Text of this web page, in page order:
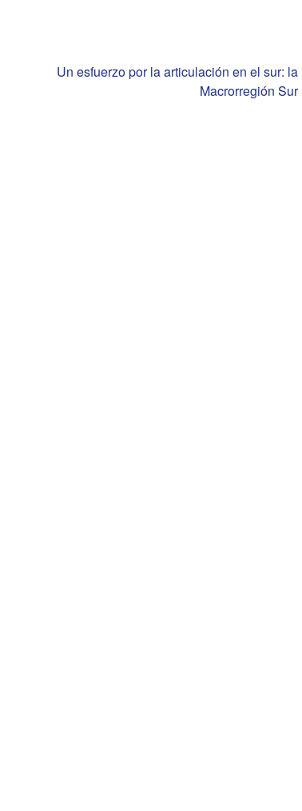
Un esfuerzo por la articulación en el sur: la
Macrorregión Sur